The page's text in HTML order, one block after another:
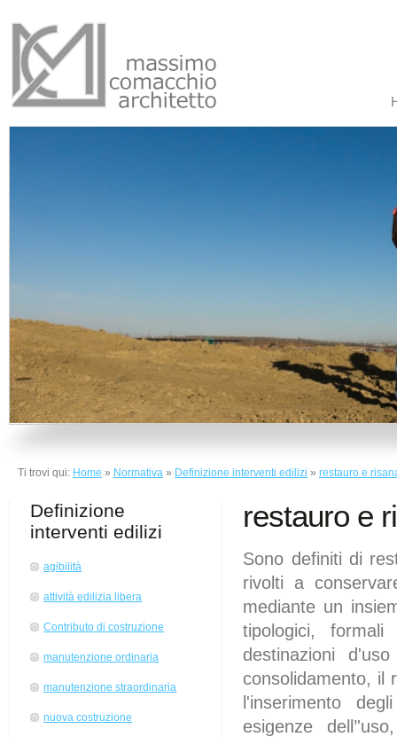
Ti trovi qui: Home » Normativa » Definizione interventi edilizi » restauro e
Definizione
interventi edilizi
agibilità
attività edilizia libera
Contributo di costruzione
manutenzione ordinaria
manutenzione straordinaria
nuova costruzione
restauro e
Sono definiti di
rivolti a
mediante un
tipologici,
destinazioni
consolidamento, il
l'inserimento
esigenze